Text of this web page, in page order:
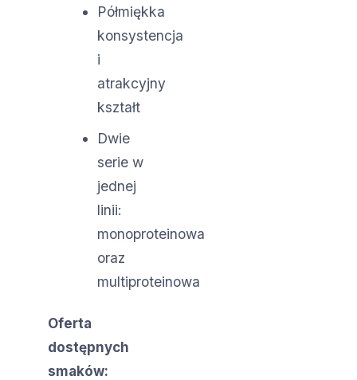
Półmiękka
konsystencja
i
atrakcyjny
kształt
Dwie
serie w
jednej
linii:
monoproteinowa
oraz
multiproteinowa
Oferta
dostępnych
smaków: